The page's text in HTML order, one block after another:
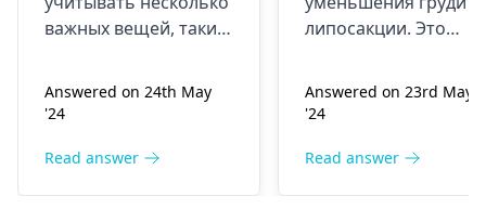
важных вещей, таких
которые могут
повлиять на
лечения. В
Answered on 24th May
'24
Read answer
выкурю травку,
повлияет на
мое
липосакции. Это
заживление, что
может привести к
процесса
Answered on 23rd May
'24
Read answer